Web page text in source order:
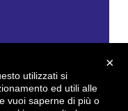
- Italy
×
utilizzati si
ed utili alle
vuoi saperne di più o